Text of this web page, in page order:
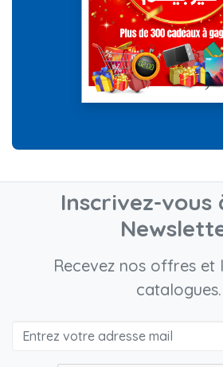
Inscrivez-vous
Recevez nos offres et
catalogues.